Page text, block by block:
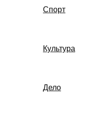
Спорт
Культура
Дело